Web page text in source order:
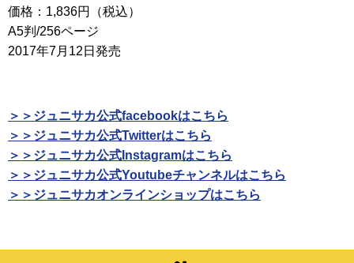
価格：1,836円（税込）
A5判/256ページ
2017年7月12日発売
＞＞ジュニサカ公式facebookはこちら
＞＞ジュニサカ公式Twitterはこちら
＞＞ジュニサカ公式Instagramはこちら
＞＞ジュニサカ公式Youtubeチャンネルはこちら
＞＞ジュニサカオンラインショップはこちら